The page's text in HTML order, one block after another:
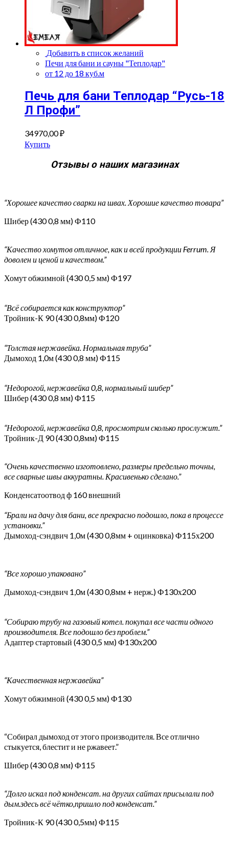
Добавить в список желаний
Печи для бани и сауны "Теплодар"
от 12 до 18 куб.м
Печь для бани Теплодар “Русь-18
Л Профи”
34970,00₽
Купить
Отзывы о наших магазинах
“Хорошее качество сварки на швах. Хорошие качество товара”
Шибер (430 0,8 мм) Ф110
“Качество хомутов отличное, как и всей продукции Ferrum. Я
доволен и ценой и качеством.”
Хомут обжимной (430 0,5 мм) Ф197
“Всё собирается как конструктор”
Тройник-К 90 (430 0,8мм) Ф120
“Толстая нержавейка. Нормальная труба”
Дымоход 1,0м (430 0,8 мм) Ф115
“Недорогой, нержавейка 0,8, нормальный шибер”
Шибер (430 0,8 мм) Ф115
“Недорогой, нержавейка 0,8, просмотрим сколько прослужит.”
Тройник-Д 90 (430 0,8мм) Ф115
“Очень качественно изготовлено, размеры предельно точны,
все сварные швы аккуратны. Красивенько сделано.”
Конденсатоотвод ф 160 внешний
“Брали на дачу для бани, все прекрасно подошло, пока в процессе
установки.”
Дымоход-сэндвич 1,0м (430 0,8мм + оцинковка) Ф115х200
“Все хорошо упаковано”
Дымоход-сэндвич 1,0м (430 0,8мм + нерж.) Ф130х200
“Собираю трубу на газовый котел. покупал все части одного
производителя. Все подошло без проблем.”
Адаптер стартовый (430 0,5 мм) Ф130х200
“Качественная нержавейка”
Хомут обжимной (430 0,5 мм) Ф130
“Собирал дымоход от этого производителя. Все отлично
стыкуется, блестит и не ржавеет.”
Шибер (430 0,8 мм) Ф115
“Долго искал под конденсат. на других сайтах присылали под
дым.здесь всё чётко,пришло под конденсат.”
Тройник-К 90 (430 0,5мм) Ф115